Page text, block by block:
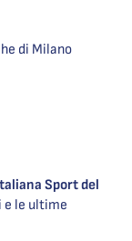
di Milano
Sport del
e le ultime